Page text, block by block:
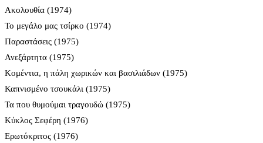
Ακολουθία (1974)
Το μεγάλο μας τσίρκο (1974)
Παραστάσεις (1975)
Ανεξάρτητα (1975)
Κομέντια, η πάλη χωρικών και βασιλιάδων (1975)
Καπνισμένο τσουκάλι (1975)
Τα που θυμούμαι τραγουδώ (1975)
Κύκλος Σεφέρη (1976)
Ερωτόκριτος (1976)